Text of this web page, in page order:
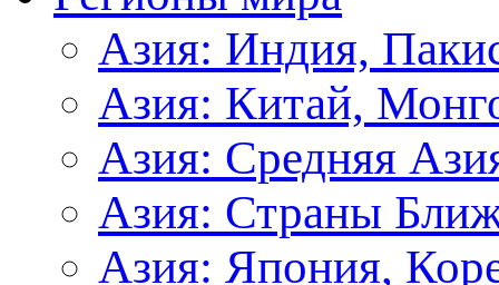
Азия: Индия,
Азия: Китай,
Азия: Средняя
Азия: Страны
Азия: Япония,